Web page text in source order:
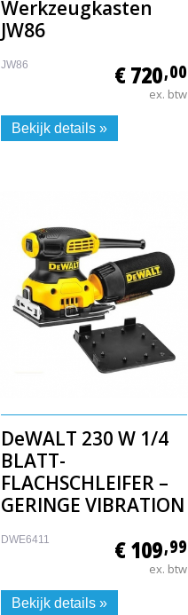
Werkzeugkasten
JW86
JW86 € 720,00
ex. btw
Bekijk details »
DeWALT 230 W 1/4
BLATT-
FLACHSCHLEIFER –
GERINGE VIBRATION
DWE6411 € 109,99
ex. btw
Bekijk details »